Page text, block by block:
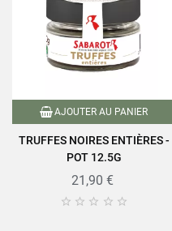
AJOUTER AU PANIER
TRUFFES NOIRES ENTIÈRES -
POT 12.5G
21,90 €
    